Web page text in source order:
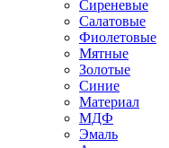
Сиреневые
Салатовые
Фиолетовые
Мятные
Золотые
Синие
Материал
МДФ
Эмаль